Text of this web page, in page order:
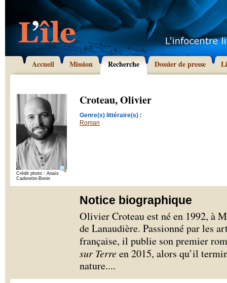
Accueil Mission Recherche Dossier de presse
Crédit photo : Anaïs
Cadorette-Bonin
Croteau, Olivier
Genre(s) littéraire(s) :
Roman
Notice biographique
Olivier Croteau est né en 1992, à
de Lanaudière. Passionné par les
française, il publie son premier
sur Terreen 2015, alors qu’il
nature....